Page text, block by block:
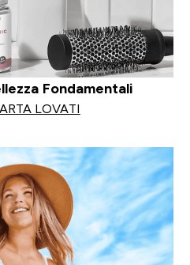
Fondamentali
LOVATI